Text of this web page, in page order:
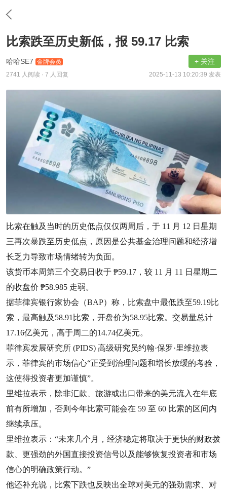
比索跌至历史新低，报 59.17 比索
哈哈SE7 金牌会员 + 关注
2741 人阅读 · 7 人回复 2025-11-13 10:20:39 发表
比索在触及当时的历史低点仅仅两周后，于 11 月 12 日星期
三再次暴跌至历史低点，原因是公共基金治理问题和经济增
长乏力导致市场情绪转为负面。
该货币本周第三个交易日收于 ₱59.17，较 11 月 11 日星期二
的收盘价 ₱58.985 走弱。
据菲律宾银行家协会（BAP）称，比索盘中最低跌至59.19比
索，最高触及58.91比索，开盘价为58.95比索。交易量总计
17.16亿美元，高于周二的14.74亿美元。
菲律宾发展研究所 (PIDS) 高级研究员约翰·保罗·里维拉表
示，菲律宾的市场信心“正受到治理问题和增长放缓的考验，
这使得投资者更加谨慎”。
里维拉表示，除非汇款、旅游或出口带来的美元流入在年底
前有所增加，否则今年比索可能会在 59 至 60 比索的区间内
继续承压。
里维拉表示：“未来几个月，经济稳定将取决于更快的财政拨
款、更强劲的外国直接投资信号以及能够恢复投资者和市场
信心的明确政策行动。”
他还补充说，比索下跌也反映出全球对美元的强劲需求、对